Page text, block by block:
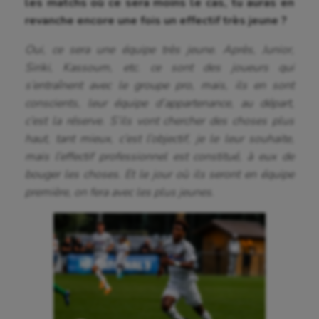
Korfbal
Natation
Natation artistique
Omnisports
Outdoor
Parkour
Patinage artistique
Pétanque
revanche encore une fois un effectif très jeune ?
Oui, ce sera une équipe très jeune. Après, Junior,
Siriki, Kassoum, etc. ce sont des joueurs qui
s’entraînent avec le groupe pro, mais, ils en sont
conscients, leur équipe d’appartenance, au départ,
c’est la réserve. S’ils vont chercher des choses plus
haut, tant mieux, c’est l’objectif, je le leur souhaite,
mais l’effectif professionnel est constitué, à eux de
bouger les choses. Et le jour où ils seront en équipe
première, on fera avec les plus jeunes.